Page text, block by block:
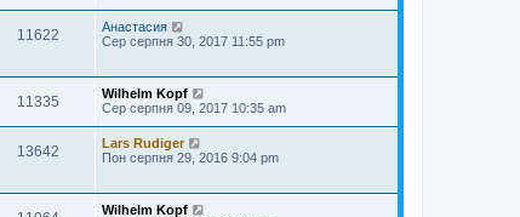
11622
Анастасия
Сер серпня 30, 2017 11:55 pm
11335
Wilhelm Kopf
Сер серпня 09, 2017 10:35 am
13642
Lars Rudiger
Пон серпня 29, 2016 9:04 pm
Wilhelm Kopf